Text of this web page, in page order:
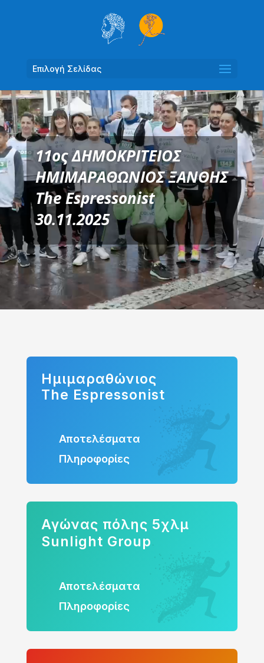
Επιλογή Σελίδας
Πρόγραμμα
Αναπαραγωγής
Βίντεο
11ος ΔΗΜΟΚΡΙΤΕΙΟΣ
ΗΜΙΜΑΡΑΘΩΝΙΟΣ ΞΑΝΘΗΣ
The Espressonist
30.11.2025
Ημιμαραθώνιος
The Espressonist
Αποτελέσματα
Πληροφορίες
Αγώνας πόλης 5χλμ
Sunlight Group
Αποτελέσματα
Πληροφορίες